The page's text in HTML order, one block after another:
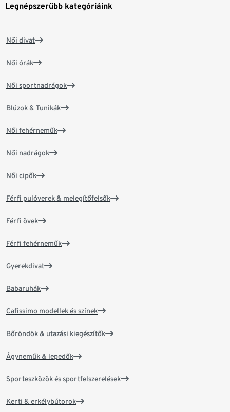
Legnépszerűbb kategóriáink
Női divat
Női órák
Női sportnadrágok
Blúzok & Tunikák
Női fehérneműk
Női nadrágok
Női cipők
Férfi pulóverek & melegítőfelsők
Férfi övek
Férfi fehérneműk
Gyerekdivat
Babaruhák
Cafissimo modellek és színek
Bőröndök & utazási kiegészítők
Ágyneműk & lepedők
Sporteszközök és sportfelszerelések
Kerti & erkélybútorok